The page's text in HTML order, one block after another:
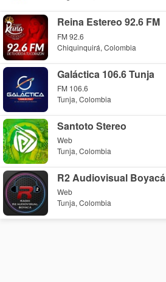
Reina Estereo 92.6 FM
FM 92.6
Chiquinquirá, Colombia
Galáctica 106.6 Tunja
FM 106.6
Tunja, Colombia
Santoto Stereo
Web
Tunja, Colombia
R2 Audiovisual Boyacá
Web
Tunja, Colombia